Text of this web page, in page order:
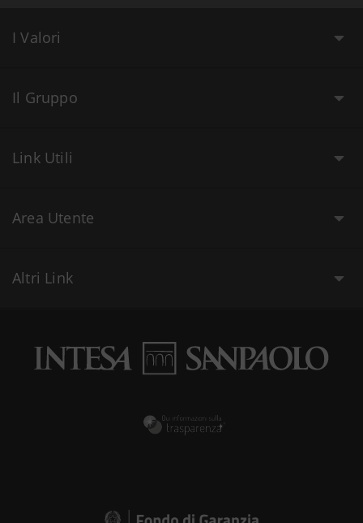
I Valori
Il Gruppo
Link Utili
Area Utente
Altri Link